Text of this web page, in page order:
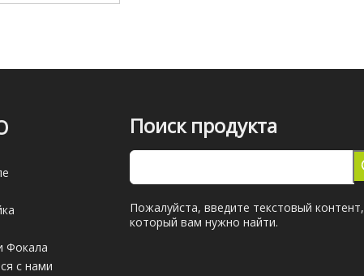
Фокала
с нами
Поиск продукта
Пожалуйста, введите текстовый контент,
который вам нужно найти.